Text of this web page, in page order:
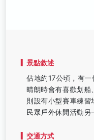
景點敘述
佔地約17公頃，有
晴朗時會有喜歡划船
則設有小型賽車練
民眾戶外休閒活動另
交通方式